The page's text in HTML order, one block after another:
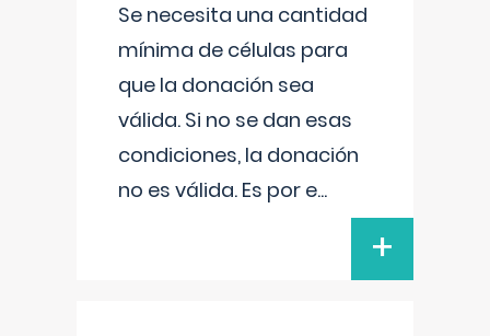
Se necesita una cantidad
mínima de células para
que la donación sea
válida. Si no se dan esas
condiciones, la donación
no es válida. Es por e...
+